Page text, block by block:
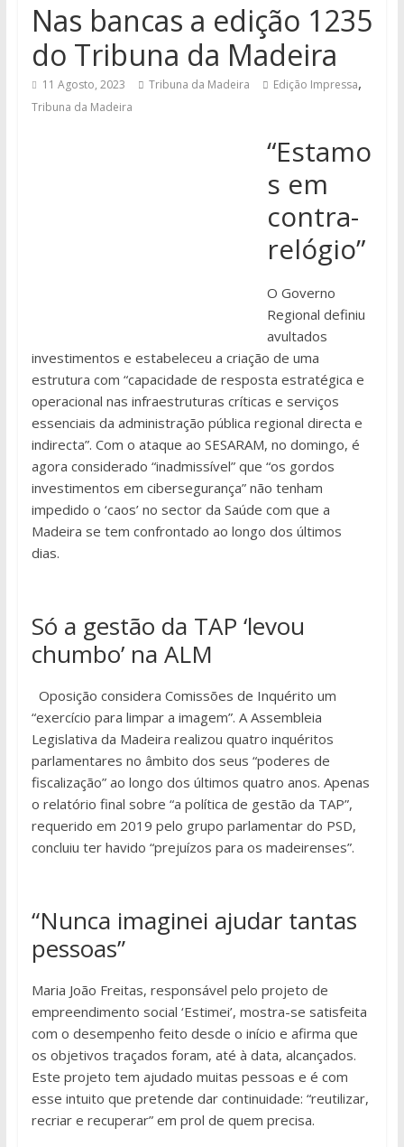
Nas bancas a edição 1235
do Tribuna da Madeira
11 Agosto, 2023 Tribuna da Madeira Edição Impressa,
Tribuna da Madeira
“Estamo
s em
contra-
relógio”
O Governo
Regional definiu
avultados
investimentos e estabeleceu a criação de uma
estrutura com “capacidade de resposta estratégica e
operacional nas infraestruturas críticas e serviços
essenciais da administração pública regional directa e
indirecta”. Com o ataque ao SESARAM, no domingo, é
agora considerado “inadmissível” que “os gordos
investimentos em cibersegurança” não tenham
impedido o ‘caos’ no sector da Saúde com que a
Madeira se tem confrontado ao longo dos últimos
dias.
Só a gestão da TAP ‘levou
chumbo’ na ALM
Oposição considera Comissões de Inquérito um
“exercício para limpar a imagem”. A Assembleia
Legislativa da Madeira realizou quatro inquéritos
parlamentares no âmbito dos seus “poderes de
fiscalização” ao longo dos últimos quatro anos. Apenas
o relatório final sobre “a política de gestão da TAP”,
requerido em 2019 pelo grupo parlamentar do PSD,
concluiu ter havido “prejuízos para os madeirenses”.
“Nunca imaginei ajudar tantas
pessoas”
Maria João Freitas, responsável pelo projeto de
empreendimento social ‘Estimei’, mostra-se satisfeita
com o desempenho feito desde o início e afirma que
os objetivos traçados foram, até à data, alcançados.
Este projeto tem ajudado muitas pessoas e é com
esse intuito que pretende dar continuidade: “reutilizar,
recriar e recuperar” em prol de quem precisa.